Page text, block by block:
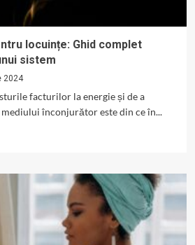
locuințe: Ghid complet
sistem
2024
facturilor la energie și de a
înconjurător este din ce în...